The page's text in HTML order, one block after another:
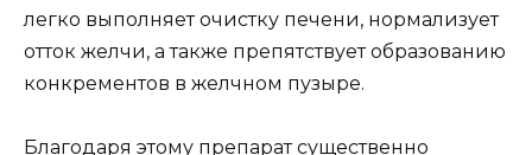
легко выполняет очистку печени, нормализует
отток желчи, а также препятствует образованию
конкрементов в желчном пузыре.
Благодаря этому препарат существенно